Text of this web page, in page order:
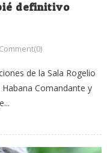
definitivo
Comment(0)
de la Sala Rogelio
Comandante y